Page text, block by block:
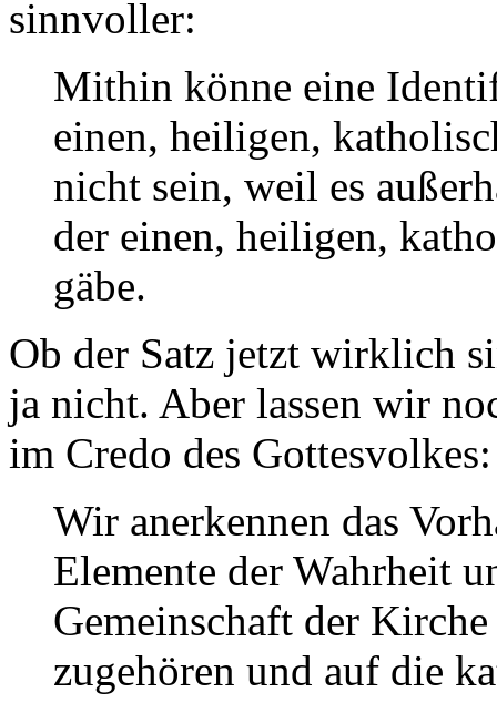
sinnvoller:
Mithin könne eine
einen, heiligen,
nicht sein, weil es
der einen, heiligen,
gäbe.
Ob der Satz jetzt wirklich
ja nicht. Aber lassen wir
im Credo des Gottesvolkes:
Wir anerkennen das
Elemente der Wahrheit
Gemeinschaft der
zugehören und auf die